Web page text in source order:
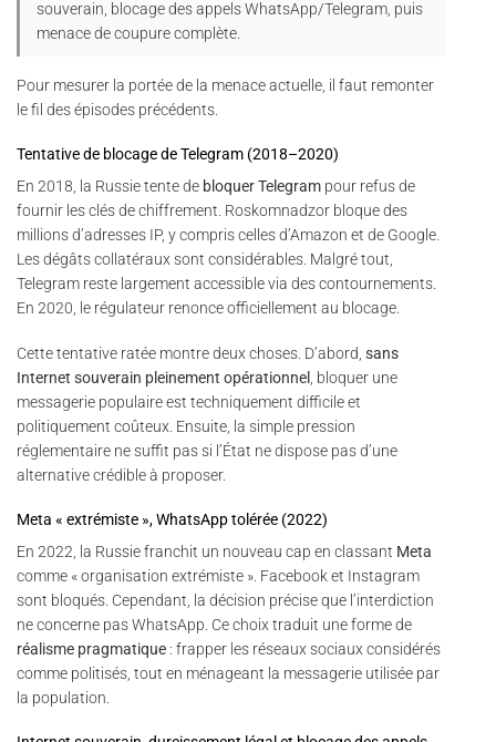
souverain, blocage des appels WhatsApp/Telegram, puis
menace de coupure complète.
Pour mesurer la portée de la menace actuelle, il faut remonter
le fil des épisodes précédents.
Tentative de blocage de Telegram (2018–2020)
En 2018, la Russie tente de bloquer Telegram pour refus de
fournir les clés de chiffrement. Roskomnadzor bloque des
millions d’adresses IP, y compris celles d’Amazon et de Google.
Les dégâts collatéraux sont considérables. Malgré tout,
Telegram reste largement accessible via des contournements.
En 2020, le régulateur renonce officiellement au blocage.
Cette tentative ratée montre deux choses. D’abord, sans
Internet souverain pleinement opérationnel
, bloquer une
messagerie populaire est techniquement difficile et
politiquement coûteux. Ensuite, la simple pression
réglementaire ne suffit pas si l’État ne dispose pas d’une
alternative crédible à proposer.
Meta « extrémiste », WhatsApp tolérée (2022)
En 2022, la Russie franchit un nouveau cap en classant Meta
comme « organisation extrémiste ». Facebook et Instagram
sont bloqués. Cependant, la décision précise que l’interdiction
ne concerne pas WhatsApp. Ce choix traduit une forme de
réalisme pragmatique : frapper les réseaux sociaux considérés
comme politisés, tout en ménageant la messagerie utilisée par
la population.